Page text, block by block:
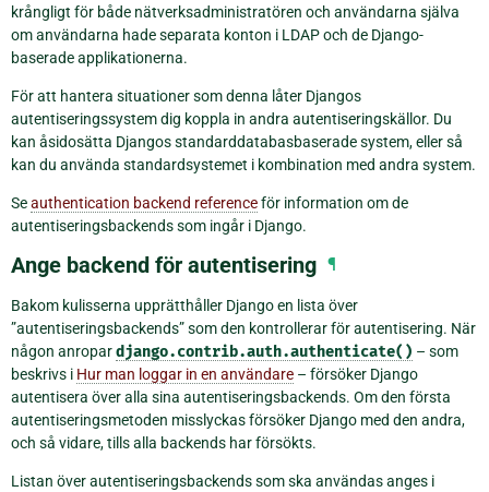
krångligt för både nätverksadministratören och användarna själva
om användarna hade separata konton i LDAP och de Django-
baserade applikationerna.
För att hantera situationer som denna låter Djangos
autentiseringssystem dig koppla in andra autentiseringskällor. Du
kan åsidosätta Djangos standarddatabasbaserade system, eller så
kan du använda standardsystemet i kombination med andra system.
Seauthentication backend referenceför information om de
autentiseringsbackends som ingår i Django.
Ange backend för autentisering ¶
Bakom kulisserna upprätthåller Django en lista över
”autentiseringsbackends” som den kontrollerar för autentisering. När
någon anropardjango.contrib.auth.authenticate() – som
beskrivs i Hur man loggar in en användare – försöker Django
autentisera över alla sina autentiseringsbackends. Om den första
autentiseringsmetoden misslyckas försöker Django med den andra,
och så vidare, tills alla backends har försökts.
Listan över autentiseringsbackends som ska användas anges i